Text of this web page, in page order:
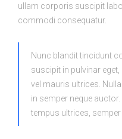
ullam corporis suscipit
commodi consequatur.
Nunc blandit tincidunt
suscipit in pulvinar
vel mauris ultrices.
in semper neque
tempus ultrices, semper